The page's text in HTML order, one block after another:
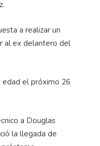
a realizar un
al ex delantero del
edad el próximo 26
a Douglas
la llegada de